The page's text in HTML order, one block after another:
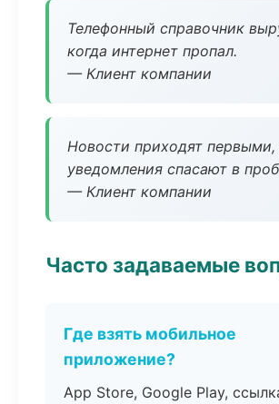
Телефонный справочник
когда интернет пропал.
— Клиент компании
Новости приходят первыми,
уведомления спасают в
— Клиент компании
Часто задаваемые
Где взять мобильное
приложение?
App Store, Google Play,